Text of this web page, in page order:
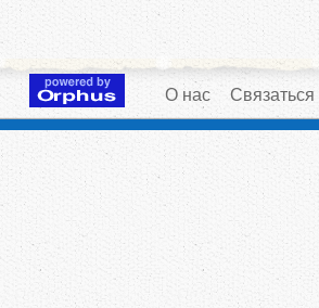
О нас